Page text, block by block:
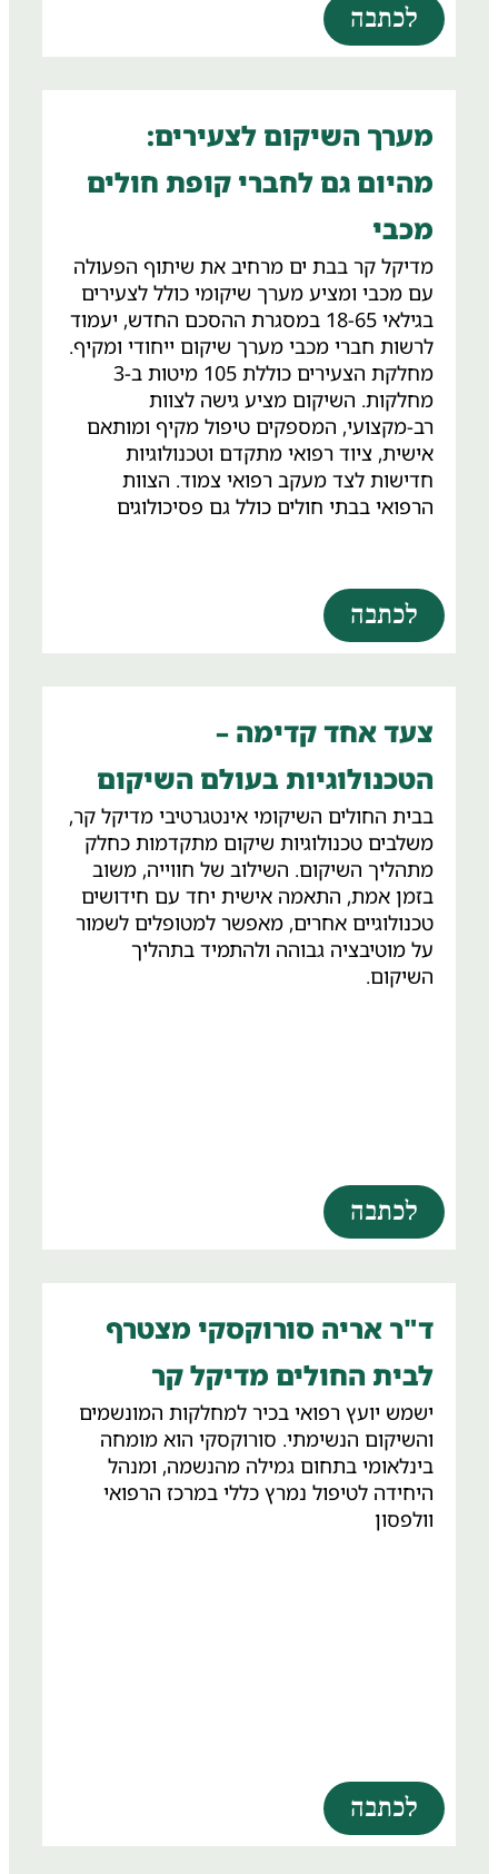
לכתבה
מערך השיקום לצעירים:
מהיום גם לחברי קופת חולים
מכבי
מדיקל קר בבת ים מרחיב את שיתוף הפעולה
עם מכבי ומציע מערך שיקומי כולל לצעירים
בגילאי 18-65 במסגרת ההסכם החדש, יעמוד
לרשות חברי מכבי מערך שיקום ייחודי ומקיף.
מחלקת הצעירים כוללת 105 מיטות ב-3
מחלקות. השיקום מציע גישה לצוות
רב-מקצועי, המספקים טיפול מקיף ומותאם
אישית, ציוד רפואי מתקדם וטכנולוגיות
חדישות לצד מעקב רפואי צמוד. הצוות
הרפואי בבתי חולים כולל גם פסיכולוגים
שיכול לסייע בתהליך השיקום.
לכתבה
צעד אחד קדימה –
הטכנולוגיות בעולם השיקום
בבית החולים השיקומי אינטגרטיבי מדיקל קר,
משלבים טכנולוגיות שיקום מתקדמות כחלק
מתהליך השיקום. השילוב של חווייה, משוב
בזמן אמת, התאמה אישית יחד עם חידושים
טכנולוגיים אחרים, מאפשר למטופלים לשמור
על מוטיבציה גבוהה ולהתמיד בתהליך
השיקום.
לכתבה
ד"ר אריה סורוקסקי מצטרף
לבית החולים מדיקל קר
ישמש יועץ רפואי בכיר למחלקות המונשמים
והשיקום הנשימתי. סורוקסקי הוא מומחה
בינלאומי בתחום גמילה מהנשמה, ומנהל
היחידה לטיפול נמרץ כללי במרכז הרפואי
וולפסון
לכתבה